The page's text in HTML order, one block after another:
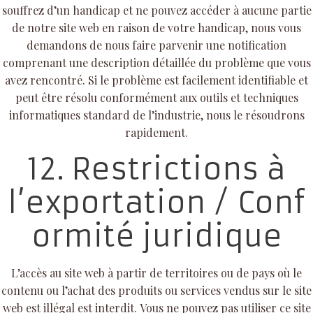
souffrez d’un handicap et ne pouvez accéder à aucune partie
de notre site web en raison de votre handicap, nous vous
demandons de nous faire parvenir une notification
comprenant une description détaillée du problème que vous
avez rencontré. Si le problème est facilement identifiable et
peut être résolu conformément aux outils et techniques
informatiques standard de l’industrie, nous le résoudrons
rapidement.
12. Restrictions à
l’exportation / Conf
ormité juridique
L’accès au site web à partir de territoires ou de pays où le
contenu ou l’achat des produits ou services vendus sur le site
web est illégal est interdit. Vous ne pouvez pas utiliser ce site